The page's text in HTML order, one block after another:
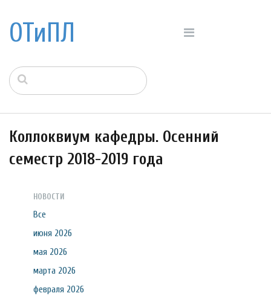
ОТиПЛ
Коллоквиум кафедры. Осенний
семестр 2018-2019 года
НОВОСТИ
Все
июня 2026
мая 2026
марта 2026
февраля 2026